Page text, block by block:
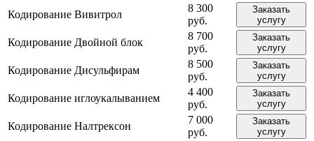
Кодирование Вивитрол
8 300
руб.
Заказать
услугу
Кодирование Двойной блок
8 700
руб.
Заказать
услугу
Кодирование Дисульфирам
8 500
руб.
Заказать
услугу
Кодирование иглоукалыванием
4 400
руб.
Заказать
услугу
Кодирование Налтрексон
7 000
руб.
Заказать
услугу